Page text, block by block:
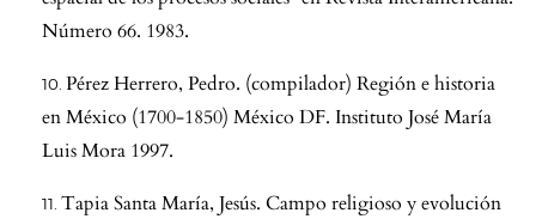
Número 66. 1983.
Pérez Herrero, Pedro. (compilador) Región e historia
en México (1700-1850) México DF. Instituto José María
Luis Mora 1997.
Tapia Santa María, Jesús. Campo religioso y evolución